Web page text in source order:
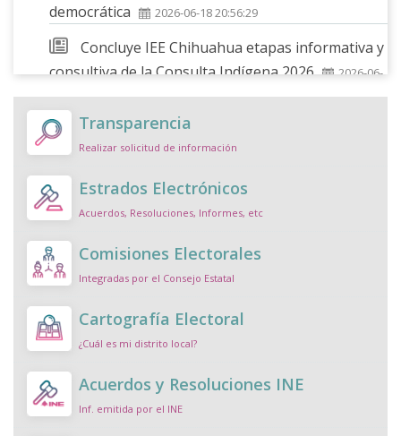
democrática
2026-06-18 20:56:29
Concluye IEE Chihuahua etapas informativa y
consultiva de la Consulta Indígena 2026
2026-06-
10 19:36:45
Impulsa IEE participación política incluyente
con diálogos sobre diversidad sexual y de género
2026-06-03 20:59:43
Realiza IEE Chihuahua mesas de diálogo
sobre acciones afirmativas para mujeres en Juárez
2026-06-03 19:45:35
2026-06-01 19:41:42
Arte, reflexión y democracia: llega Ruta
Ciudadana a la Feria del Libro de la Frontera
2026-06-01 19:39:50
Transparencia
Realizar solicitud de información
Estrados Electrónicos
Acuerdos, Resoluciones, Informes, etc
Comisiones Electorales
Integradas por el Consejo Estatal
Cartografía Electoral
¿Cuál es mi distrito local?
Acuerdos y Resoluciones INE
Inf. emitida por el INE